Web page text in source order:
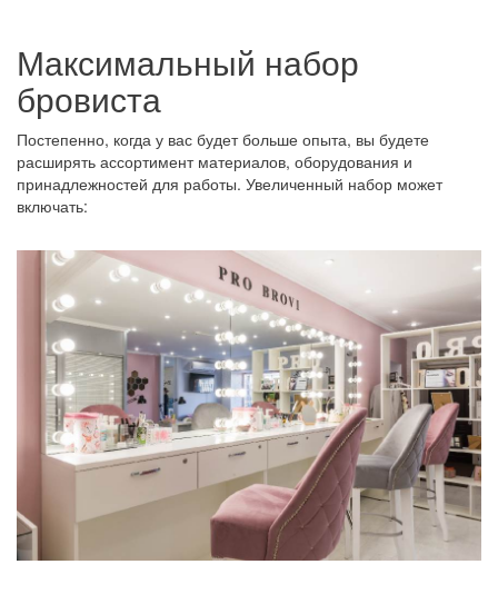
Максимальный набор
бровиста
Постепенно, когда у вас будет больше опыта, вы будете
расширять ассортимент материалов, оборудования и
принадлежностей для работы. Увеличенный набор может
включать: